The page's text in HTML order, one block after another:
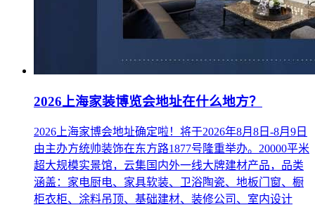
2026上海家装博览会地址在什么地方？
2026上海家博会地址确定啦！将于2026年8月8日-8月9日
由主办方统帅装饰在东方路1877号隆重举办。20000平米
超大规模实景馆，云集国内外一线大牌建材产品，品类
涵盖：家电厨电、家具软装、卫浴陶瓷、地板门窗、橱
柜衣柜、涂料吊顶、基础建材、装修公司、室内设计